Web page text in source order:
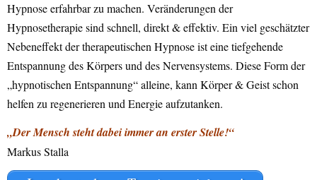
Hypnose erfahrbar zu machen. Veränderungen der
Hypnosetherapie sind schnell, direkt & effektiv. Ein viel geschätzter
Nebeneffekt der therapeutischen Hypnose ist eine tiefgehende
Entspannung des Körpers und des Nervensystems. Diese Form der
„hypnotischen Entspannung“ alleine, kann Körper & Geist schon
helfen zu regenerieren und Energie aufzutanken.
„Der Mensch steht dabei immer an erster Stelle!“
Markus Stalla